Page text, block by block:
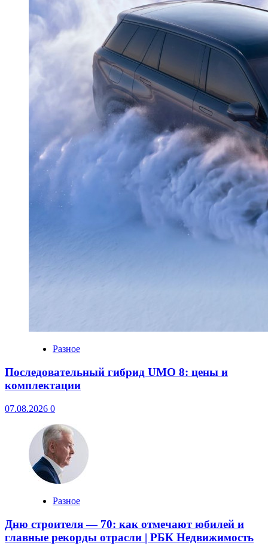
Разное
Последовательный гибрид UMO 8: цены и
комплектации
07.08.2026 0
Разное
Дню строителя — 70: как отмечают юбилей и
главные рекорды отрасли | РБК Недвижимость